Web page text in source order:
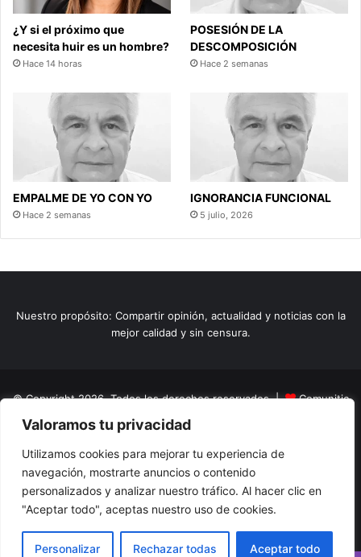
Valoramos tu privacidad
Utilizamos cookies para mejorar tu experiencia de
navegación, mostrarte anuncios o contenido
personalizados y analizar nuestro tráfico. Al hacer clic en
"Aceptar todo", aceptas nuestro uso de cookies.
Personalizar Rechazar todas Aceptar todo
¿Y si el próximo que
necesita huir es un hombre?
Hace 14 horas
POSESIÓN DE LA
DESCOMPOSICIÓN
Hace 2 semanas
EMPALME DE YO CON YO
Hace 2 semanas
IGNORANCIA FUNCIONAL
5 julio, 2026
Nuestro propósito: Compartir opinión, actualidad y noticias con la
mejor calidad y sin censura.
© Copyright 2026, Todos los derechos reservados |
Comunitic
SAS BICNit 901228106
Home
Actualidad Variedades Opinion Turismo
El Tinteadero
Caricaturas Reportajes
FacebookYouTubeInstagram